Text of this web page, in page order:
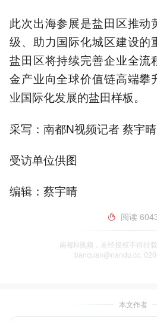
此次出海参展是盐田区推动
级、助力国际化城区建设的
盐田区将持续完善企业全流
金产业向全球价值链高端攀
业国际化发展的盐田样板。
采写：南都N视频记者 蔡宇晴
受访单位供图
编辑：蔡宇晴
阅读
南都N视频，未经授权不得转
banquan@nandu.cc.
本文作者